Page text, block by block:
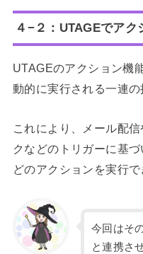
４−２：UTAGEでア
UTAGEのアクション機
動的に実行される一連の
これにより、メール配
クなどのトリガーに基
どのアクションを実行で
今回はそ
と連携さ